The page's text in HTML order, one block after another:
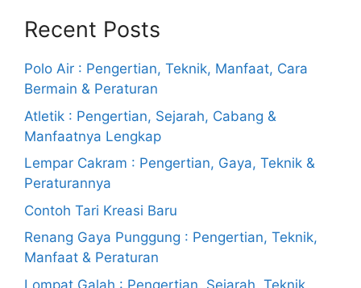
Recent Posts
Polo Air : Pengertian, Teknik, Manfaat, Cara
Bermain & Peraturan
Atletik : Pengertian, Sejarah, Cabang &
Manfaatnya Lengkap
Lempar Cakram : Pengertian, Gaya, Teknik &
Peraturannya
Contoh Tari Kreasi Baru
Renang Gaya Punggung : Pengertian, Teknik,
Manfaat & Peraturan
Lompat Galah : Pengertian, Sejarah, Teknik,